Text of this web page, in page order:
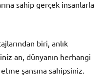
sahip gerçek insanlarla
biri, anlık
an, dünyanın herhangi
şansına sahipsiniz.